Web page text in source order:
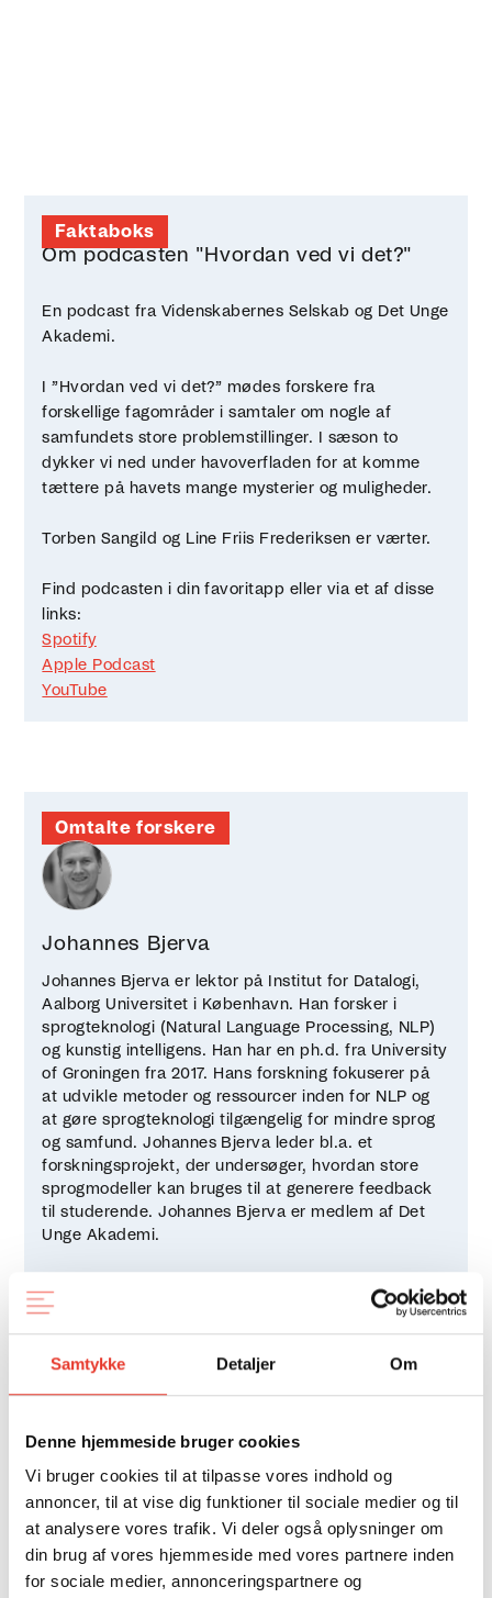
Samtykke Detaljer Om
Denne hjemmeside bruger cookies
Vi bruger cookies til at tilpasse vores indhold og
annoncer, til at vise dig funktioner til sociale medier og til
at analysere vores trafik. Vi deler også oplysninger om
din brug af vores hjemmeside med vores partnere inden
for sociale medier, annonceringspartnere og
Faktaboks
Om podcasten "Hvordan ved vi det?"
En podcast fra Videnskabernes Selskab og Det Unge
Akademi.
I ”Hvordan ved vi det?” mødes forskere fra
forskellige fagområder i samtaler om nogle af
samfundets store problemstillinger. I sæson to
dykker vi ned under havoverfladen for at komme
tættere på havets mange mysterier og muligheder.
Torben Sangild og Line Friis Frederiksen er værter.
Find podcasten i din favoritapp eller via et af disse
links:
Spotify
Apple Podcast
YouTube
Omtalte forskere
Johannes Bjerva
Johannes Bjerva er lektor på Institut for Datalogi,
Aalborg Universitet i København. Han forsker i
sprogteknologi (Natural Language Processing, NLP)
og kunstig intelligens. Han har en ph.d. fra University
of Groningen fra 2017. Hans forskning fokuserer på
at udvikle metoder og ressourcer inden for NLP og
at gøre sprogteknologi tilgængelig for mindre sprog
og samfund. Johannes Bjerva leder bl.a. et
forskningsprojekt, der undersøger, hvordan store
sprogmodeller kan bruges til at generere feedback
til studerende. Johannes Bjerva er medlem af Det
Unge Akademi.
Susanne Bødker
for Datalogi på Aarhus Universitet. Hun er medlem